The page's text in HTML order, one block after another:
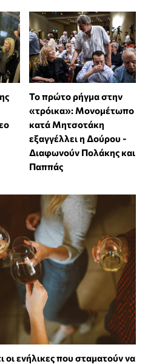
Το πρώτο ρήγμα στην
«τρόικα»: Μονομέτωπο
κατά Μητσοτάκη
εξαγγέλλει η Δούρου -
Διαφωνούν Πολάκης και
Παππάς
οι ενήλικες που σταματούν να